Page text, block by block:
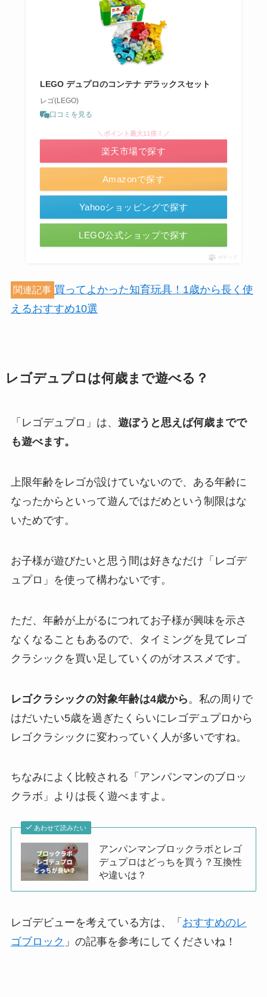
LEGO デュプロのコンテナ デラックスセット
レゴ(LEGO)
口コミを見る
Amazonで探す
＼ポイント最大11倍！／
楽天市場で探す
Yahooショッピングで探す
LEGO公式ショップで探す
ポチップ
関連記事 買ってよかった知育玩具！1歳から長く使
えるおすすめ10選
レゴデュプロは何歳まで遊べる？
「レゴデュプロ」は、 遊ぼうと思えば何歳までで
も遊べます。
上限年齢をレゴが設けていないので、ある年齢に
なったからといって遊んではだめという制限はな
いためです。
お子様が遊びたいと思う間は好きなだけ「レゴデ
ュプロ」を使って構わないです。
ただ、年齢が上がるにつれてお子様が興味を示さ
なくなることもあるので、タイミングを見てレゴ
クラシックを買い足していくのがオススメです。
レゴクラシックの対象年齢は4歳から 。私の周りで
はだいたい5歳を過ぎたくらいにレゴデュプロから
レゴクラシックに変わっていく人が多いですね。
ちなみによく比較される「アンパンマンのブロッ
クラボ」よりは長く遊べますよ。
あわせて読みたい
アンパンマンブロックラボとレゴ
デュプロはどっちを買う？互換性
や違いは？
レゴデビューを考えている方は、「 おすすめのレ
ゴブロック 」の記事を参考にしてくださいね！